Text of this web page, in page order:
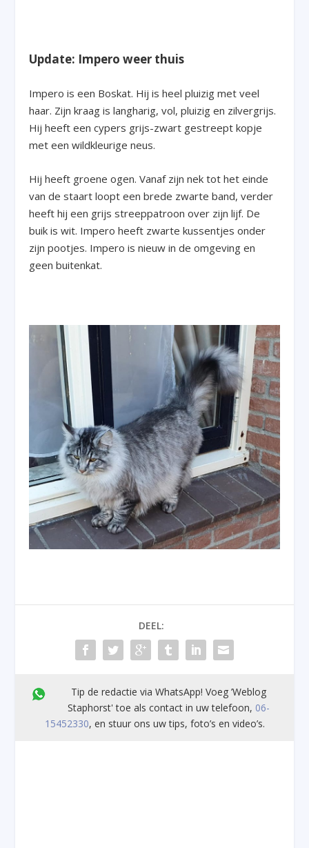
Update: Impero weer thuis
Impero is een Boskat. Hij is heel pluizig met veel
haar. Zijn kraag is langharig, vol, pluizig en zilvergrijs.
Hij heeft een cypers grijs-zwart gestreept kopje
met een wildkleurige neus.
Hij heeft groene ogen. Vanaf zijn nek tot het einde
van de staart loopt een brede zwarte band, verder
heeft hij een grijs streeppatroon over zijn lijf. De
buik is wit. Impero heeft zwarte kussentjes onder
zijn pootjes. Impero is nieuw in de omgeving en
geen buitenkat.
DEEL:
Tip de redactie via WhatsApp! Voeg ’Weblog
Staphorst' toe als contact in uw telefoon, 06-
15452330, en stuur ons uw tips, foto’s en video’s.